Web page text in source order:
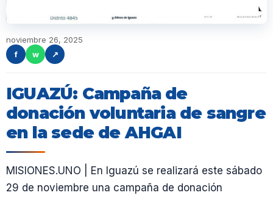
noviembre 26, 2025
f
w ↗
IGUAZÚ: Campaña de
donación voluntaria de sangre
en la sede de AHGAI
MISIONES.UNO | En Iguazú se realizará este sábado
29 de noviembre una campaña de donación